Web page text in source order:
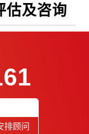
估及咨询
排顾问